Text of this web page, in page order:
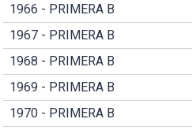
1966 - PRIMERA B
1967 - PRIMERA B
1968 - PRIMERA B
1969 - PRIMERA B
1970 - PRIMERA B